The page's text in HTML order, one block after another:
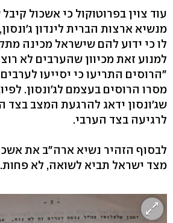
עוד צוין בפרוטוקול כי אשכול
מנשיא ארצות הברית לינדון
לו כי ידוע להם שישראל מכינה
למנוע זאת מכיוון שהערבים לא
"הרוסים התריעו כי יסייעו
מסרו הרוסים בעצמם לג'ונסון.
שג'ונסון ידאג להרגעת המצב בצד
לרגיעה בצד הערבי.
לבסוף הזהיר נשיא ארה"ב את
מצד ישראל תביא לשואה, לא פחות.